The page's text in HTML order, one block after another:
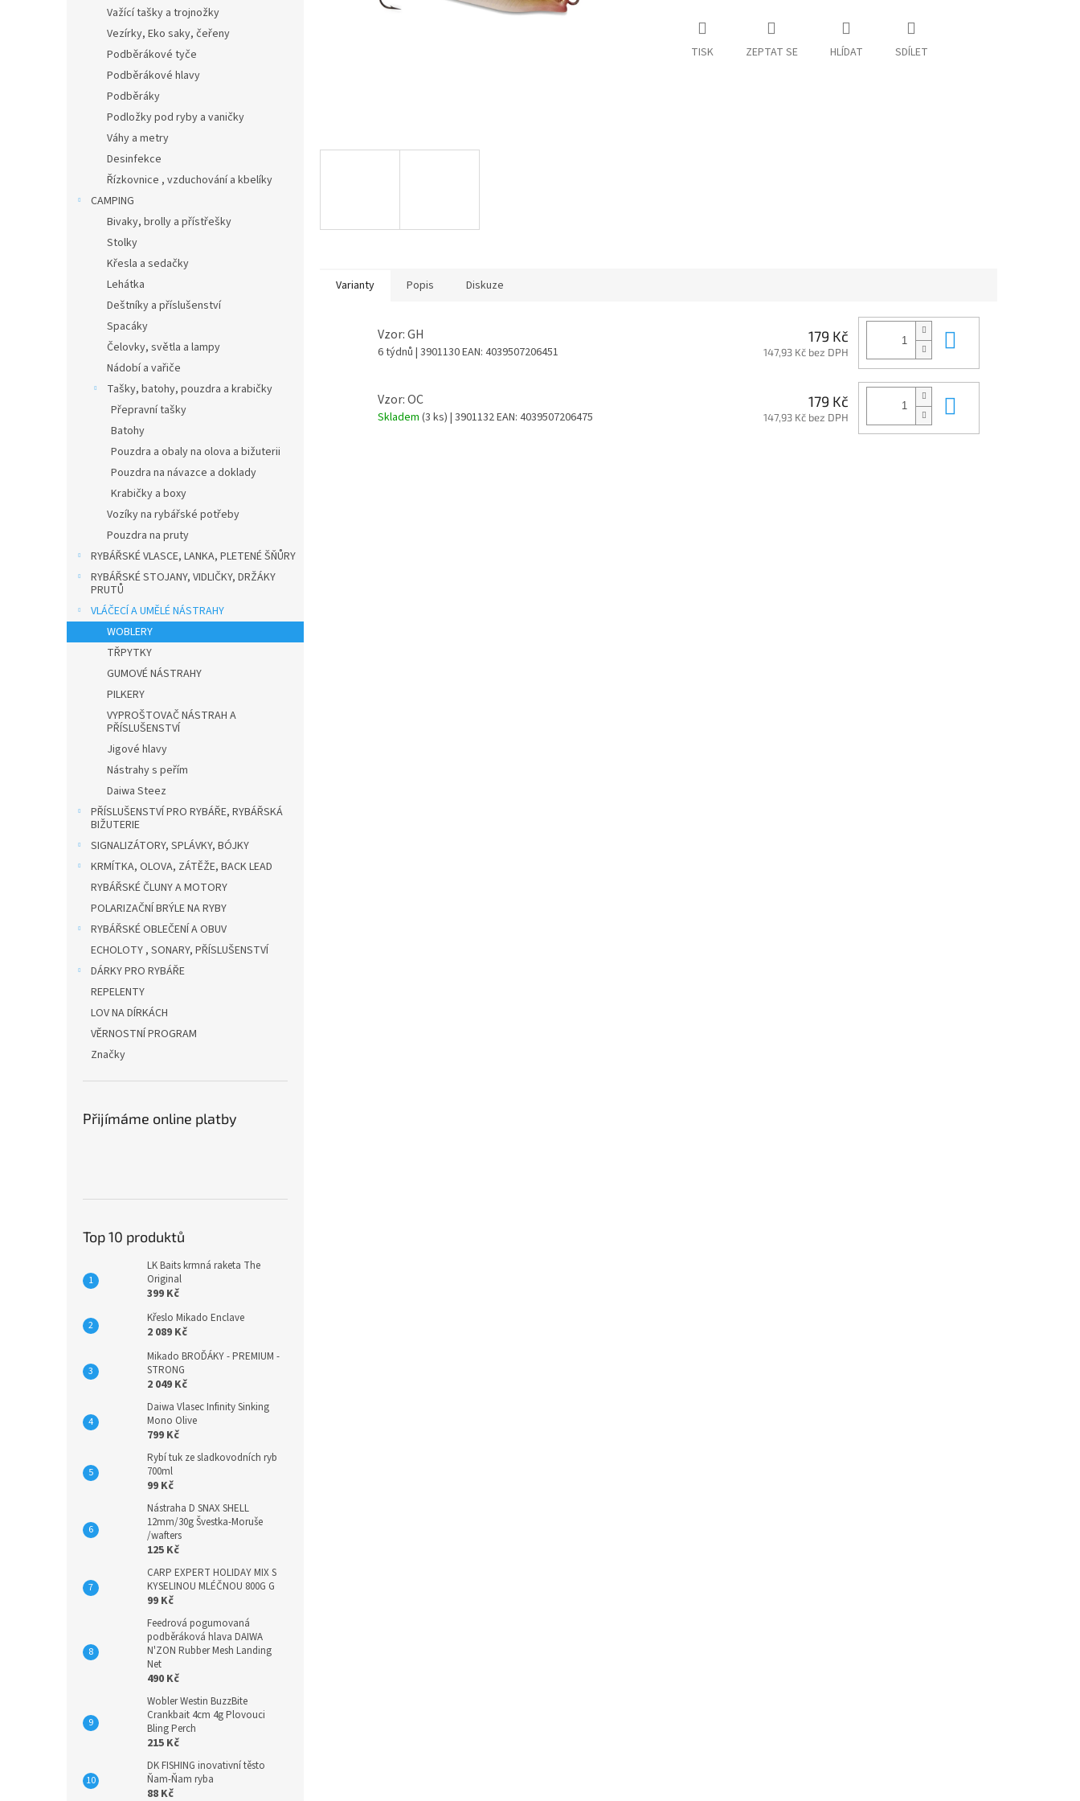
Važící tašky a trojnožky
Vezírky, Eko saky, čeřeny
Podběrákové tyče
Podběrákové hlavy
Podběráky
Podložky pod ryby a vaničky
Váhy a metry
Desinfekce
Řízkovnice , vzduchování a kbelíky
CAMPING
Bivaky, brolly a přístřešky
Stolky
Křesla a sedačky
Lehátka
Deštníky a příslušenství
Spacáky
Čelovky, světla a lampy
Nádobí a vařiče
Tašky, batohy, pouzdra a krabičky
Přepravní tašky
Batohy
Pouzdra a obaly na olova a bižuterii
Pouzdra na návazce a doklady
Krabičky a boxy
Vozíky na rybářské potřeby
Pouzdra na pruty
RYBÁŘSKÉ VLASCE, LANKA, PLETENÉ ŠŇŮRY
RYBÁŘSKÉ STOJANY, VIDLIČKY, DRŽÁKY
PRUTŮ
VLÁČECÍ A UMĚLÉ NÁSTRAHY
WOBLERY
TŘPYTKY
GUMOVÉ NÁSTRAHY
PILKERY
VYPROŠTOVAČ NÁSTRAH A
PŘÍSLUŠENSTVÍ
Jigové hlavy
Nástrahy s peřím
Daiwa Steez
PŘÍSLUŠENSTVÍ PRO RYBÁŘE, RYBÁŘSKÁ
BIŽUTERIE
SIGNALIZÁTORY, SPLÁVKY, BÓJKY
KRMÍTKA, OLOVA, ZÁTĚŽE, BACK LEAD
RYBÁŘSKÉ ČLUNY A MOTORY
POLARIZAČNÍ BRÝLE NA RYBY
RYBÁŘSKÉ OBLEČENÍ A OBUV
ECHOLOTY , SONARY, PŘÍSLUŠENSTVÍ
DÁRKY PRO RYBÁŘE
REPELENTY
LOV NA DÍRKÁCH
VĚRNOSTNÍ PROGRAM
Značky
Přijímáme online platby
Top 10 produktů
LK Baits krmná raketa The
Original
399 Kč
Křeslo Mikado Enclave
2 089 Kč
Mikado BROĎÁKY - PREMIUM -
STRONG
2 049 Kč
Daiwa Vlasec Infinity Sinking
Mono Olive
799 Kč
Rybí tuk ze sladkovodních ryb
700ml
99 Kč
Nástraha D SNAX SHELL
12mm/30g Švestka-Moruše
/wafters
125 Kč
CARP EXPERT HOLIDAY MIX S
KYSELINOU MLÉČNOU 800G G
99 Kč
Feedrová pogumovaná
podběráková hlava DAIWA
N'ZON Rubber Mesh Landing
Net
490 Kč
Wobler Westin BuzzBite
Crankbait 4cm 4g Plovouci
Bling Perch
215 Kč
DK FISHING inovativní těsto
Ňam-Ňam ryba
88 Kč
TISK ZEPTAT SE HLÍDAT SDÍLET
Varianty Popis Diskuze
Vzor: GH
6 týdnů | 3901130EAN: 4039507206451
179 Kč
147,93 Kč bez DPH
Vzor: OC
Skladem (3 ks) | 3901132EAN: 4039507206475
179 Kč
147,93 Kč bez DPH